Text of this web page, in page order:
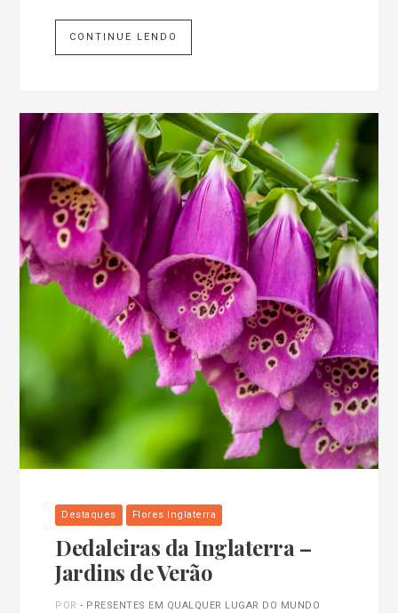
CONTINUE LENDO
Destaques Flores Inglaterra
Dedaleiras da Inglaterra –
Jardins de Verão
POR- PRESENTES EM QUALQUER LUGAR DO MUNDO